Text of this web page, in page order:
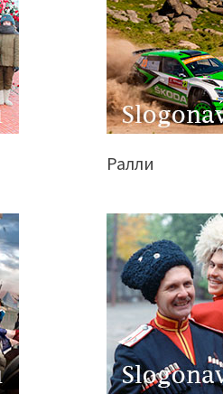
Ралли